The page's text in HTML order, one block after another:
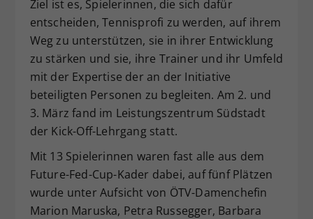
Ziel ist es, Spielerinnen, die sich dafür
entscheiden, Tennisprofi zu werden, auf ihrem
Weg zu unterstützen, sie in ihrer Entwicklung
zu stärken und sie, ihre Trainer und ihr Umfeld
mit der Expertise der an der Initiative
beteiligten Personen zu begleiten. Am 2. und
3. März fand im Leistungszentrum Südstadt
der Kick-Off-Lehrgang statt.
Mit 13 Spielerinnen waren fast alle aus dem
Future-Fed-Cup-Kader dabei, auf fünf Plätzen
wurde unter Aufsicht von ÖTV-Damenchefin
Marion Maruska, Petra Russegger, Barbara
Zweck
Dieser Wert speichert Ihre Consent-
Einstellungen. Unter anderem eine
zufällig generierte ID, für die
historische Speicherung Ihrer
vorgenommen Einstellungen, falls der
Webseiten-Betreiber dies eingestellt
hat.